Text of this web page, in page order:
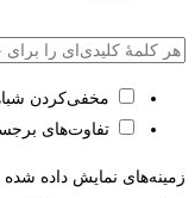
مخفی‌کردن
تفاوت‌های
زمینه‌های نمایش داده شده